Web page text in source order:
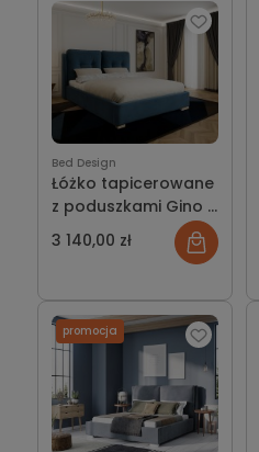
Bed Design
Łóżko tapicerowane
z poduszkami Gino z
pojemnikiem lub bez
3 140,00 zł
promocja